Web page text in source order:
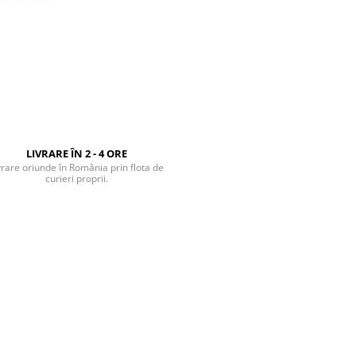
LIVRARE ÎN 2 - 4 ORE
oriunde în România prin flota de
curieri proprii.